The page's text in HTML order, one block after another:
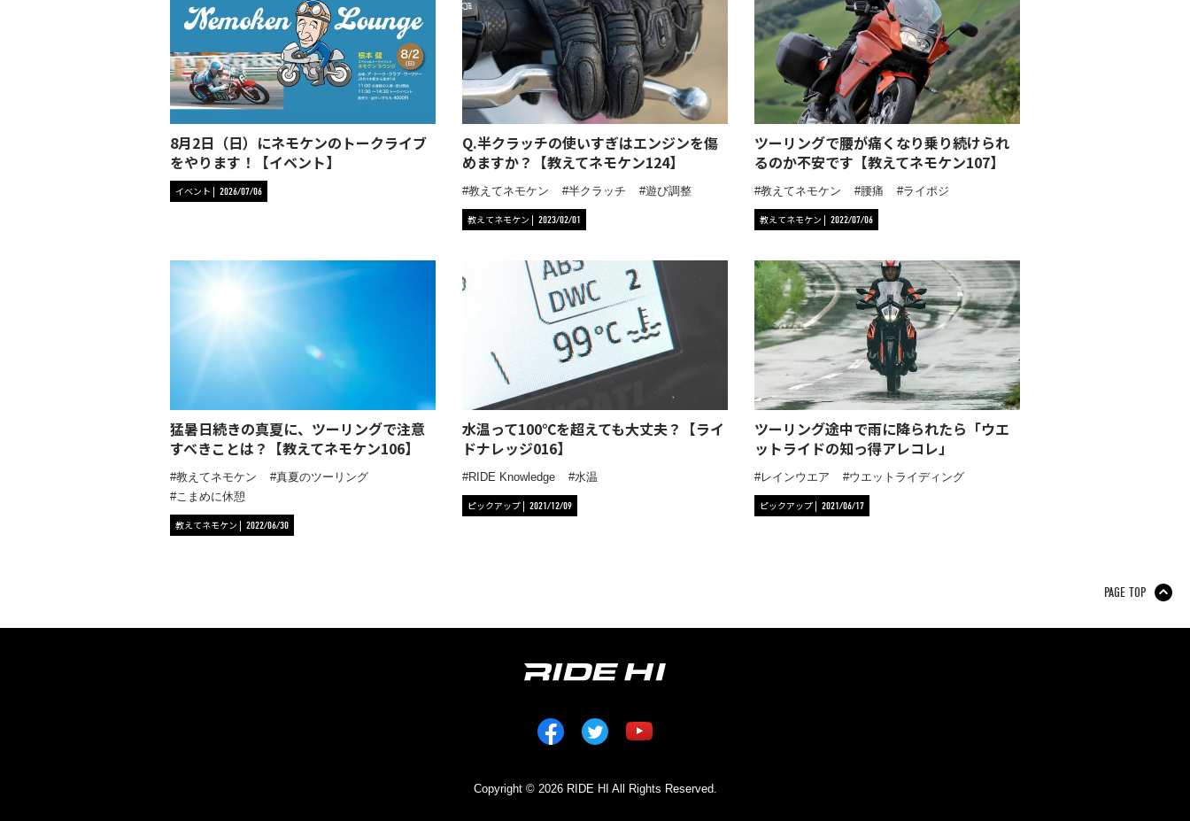
8月2日（日）にネモケンのトークライブ
をやります！【イベント】
イベント 2026/07/06
Q.半クラッチの使いすぎはエンジンを傷
めますか？【教えてネモケン124】
教えてネモケン 半クラッチ 遊び調整
教えてネモケン 2023/02/01
ツーリングで腰が痛くなり乗り続けられ
るのか不安です【教えてネモケン107】
教えてネモケン 腰痛 ライポジ
教えてネモケン 2022/07/06
猛暑日続きの真夏に、ツーリングで注意
すべきことは？【教えてネモケン106】
教えてネモケン
真夏のツーリング
こまめに休憩
教えてネモケン 2022/06/30
水温って100℃を超えても大丈夫？【ライ
ドナレッジ016】
RIDE Knowledge 水温
ピックアップ 2021/12/09
ツーリング途中で雨に降られたら「ウエ
ットライドの知っ得アレコレ」
レインウエア ウエットライディング
ピックアップ 2021/06/17
Copyright © 2026 RIDE HI All Rights Reserved.
PAGE TOP